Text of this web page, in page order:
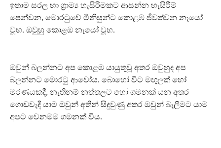
ඉතාම සරල හා ග‍්‍රාම්‍ය හැසිරීමකට ආසන්න හැසිරීම්
පෙන්වන, මොරටුවේ මිනිසුන්ට කොළඹ ජීවත්වන නෑයෝ
වූහ. ඔවුහු කොළඹ නෑයෝ වූහ.
ඔවුන් බලන්නට අප කොළඹ යායුතුවූ අතර ඔවුහුද අප
බලන්නට මොරටු ආවෝය. බොහෝ විට මඟුලක් හෝ
මරණයකදී, නැතිනම් නත්තලට හෝ ගමනක් යන අතර
ගොඩවැදී යාම ඔවුන් අතින් සිදුවුණු අතර ඔවුන් බැලීමට යාම
අපට වෙනමම ගමනක් විය.